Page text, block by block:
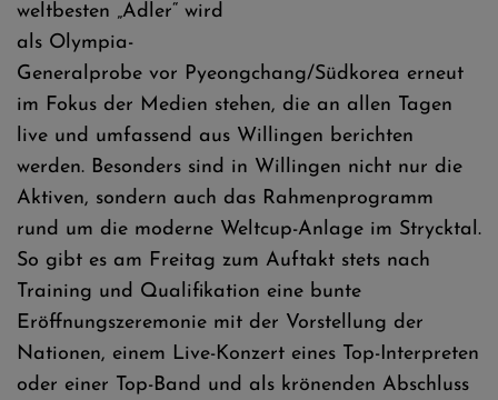
weltbesten „Adler“ wird
als Olympia-
Generalprobe vor Pyeongchang/Südkorea erneut
im Fokus der Medien stehen, die an allen Tagen
live und umfassend aus Willingen berichten
werden. Besonders sind in Willingen nicht nur die
Aktiven, sondern auch das Rahmenprogramm
rund um die moderne Weltcup-Anlage im Strycktal.
So gibt es am Freitag zum Auftakt stets nach
Training und Qualifikation eine bunte
Eröffnungszeremonie mit der Vorstellung der
Nationen, einem Live-Konzert eines Top-Interpreten
oder einer Top-Band und als krönenden Abschluss